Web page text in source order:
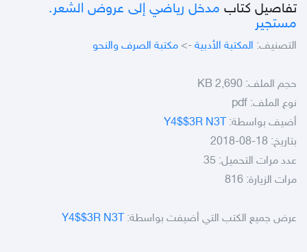
تفاصيل كتاب مدخل رياضي إلى عروض الشعر.
مستجير
التصنيف: المكتبة الأدبية -> مكتبة الصرف والنحو
حجم الملف: 2,690 KB
نوع الملف: pdf
أضيف بواسطة: Y4$$3R N3T
بتاريخ: 18-08-2018
عدد مرات التحميل: 35
مرات الزيارة: 816
عرض جميع الكتب التي أضيفت بواسطة: Y4$$3R N3T